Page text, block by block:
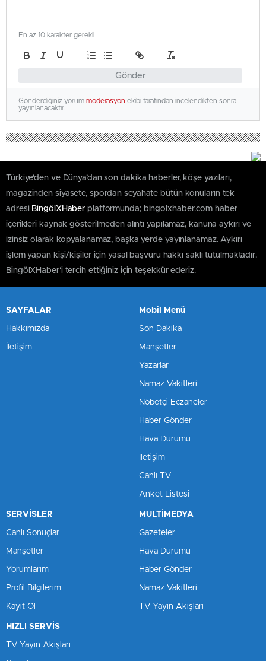
Gönder
En az 10 karakter gerekli
Gönderdiğiniz yorum moderasyon ekibi tarafından incelendikten sonra
yayınlanacaktır.
Türkiye'den ve Dünya’dan son dakika haberler, köşe yazıları,
magazinden siyasete, spordan seyahate bütün konuların tek
adresi BingölXHaberplatformunda; bingolxhaber.com haber
içerikleri kaynak gösterilmeden alıntı yapılamaz, kanuna aykırı ve
izinsiz olarak kopyalanamaz, başka yerde yayınlanamaz. Aykırı
işlem yapan kişi/kişiler için yasal başvuru hakkı saklı tutulmaktadır.
BingölXHaber'i tercih ettiğiniz için teşekkür ederiz.
SAYFALAR
Hakkımızda
İletişim
Mobil Menü
Son Dakika
Manşetler
Yazarlar
Namaz Vakitleri
Nöbetçi Eczaneler
Haber Gönder
Hava Durumu
İletişim
Canlı TV
Anket Listesi
SERVİSLER
Canlı Sonuçlar
Manşetler
Yorumlarım
Profil Bilgilerim
Kayıt Ol
MULTİMEDYA
Gazeteler
Hava Durumu
Haber Gönder
Namaz Vakitleri
TV Yayın Akışları
HIZLI SERVİS
TV Yayın Akışları